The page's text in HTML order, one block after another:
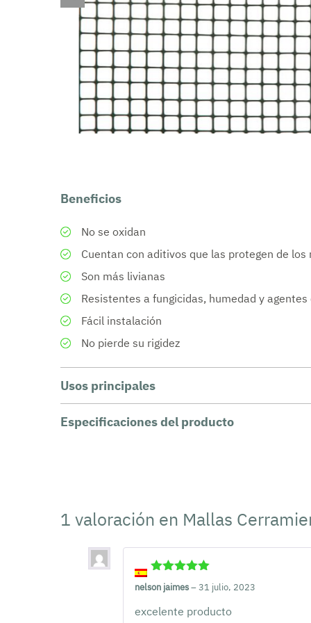
Otras
Beneficios
No se oxidan
Cuentan con aditivos que las protegen de
Son más livianas
Resistentes a fungicidas, humedad y agentes
Fácil instalación
No pierde su rigidez
Usos principales
Especificaciones del producto
1 valoración en Mallas
Valorado
con5de 5
nelson jaimes–31 julio, 2023
excelente producto